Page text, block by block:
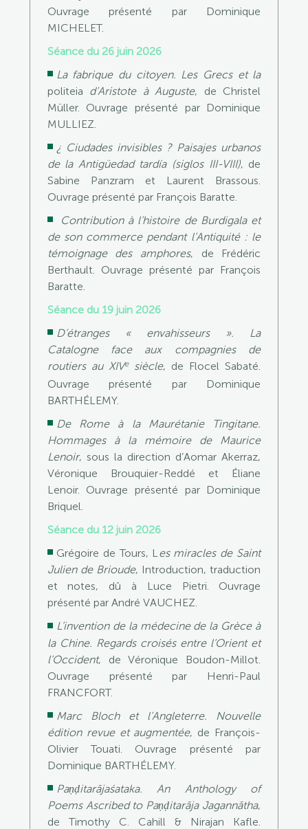
Ouvrage présenté par Dominique
MICHELET.
Séance du 26 juin 2026
La fabrique du citoyen. Les Grecs et la
politeia d’Aristote à Auguste, de Christel
Müller. Ouvrage présenté par Dominique
MULLIEZ.
¿ Ciudades invisibles ? Paisajes urbanos
de la Antigüedad tardía (siglos III-VIII), de
Sabine Panzram et Laurent Brassous.
Ouvrage présenté par François Baratte.
Contribution à l’histoire de Burdigala et
de son commerce pendant l’Antiquité : le
témoignage des amphores, de Frédéric
Berthault. Ouvrage présenté par François
Baratte.
Séance du 19 juin 2026
D’étranges « envahisseurs ». La
Catalogne face aux compagnies de
routiers au XIVesiècle, de Flocel Sabaté.
Ouvrage présenté par Dominique
BARTHÉLEMY.
De Rome à la Maurétanie Tingitane.
Hommages à la mémoire de Maurice
Lenoir, sous la direction d’Aomar Akerraz,
Véronique Brouquier-Reddé et Éliane
Lenoir. Ouvrage présenté par Dominique
Briquel.
Séance du 12 juin 2026
Grégoire de Tours, Les miracles de Saint
Julien de Brioude, Introduction, traduction
et notes, dû à Luce Pietri. Ouvrage
présenté par André VAUCHEZ.
L’invention de la médecine de la Grèce à
la Chine. Regards croisés entre l’Orient et
l’Occident, de Véronique Boudon-Millot.
Ouvrage présenté par Henri-Paul
FRANCFORT.
Marc Bloch et l’Angleterre. Nouvelle
édition revue et augmentée, de François-
Olivier Touati. Ouvrage présenté par
Dominique BARTHÉLEMY.
Paṇḍitarājaśataka. An Anthology of
Poems Ascribed to Paṇḍitarāja Jagannātha,
de Timothy C. Cahill & Nirajan Kafle.